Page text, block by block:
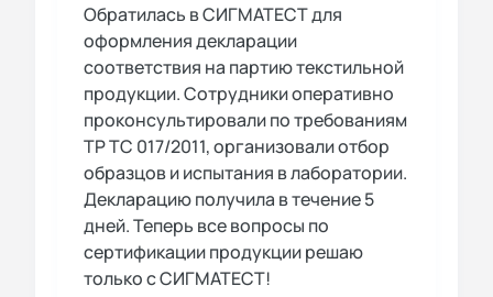
Обратилась в СИГМАТЕСТ для
оформления декларации
соответствия на партию текстильной
продукции. Сотрудники оперативно
проконсультировали по требованиям
ТР ТС 017/2011, организовали отбор
образцов и испытания в лаборатории.
Декларацию получила в течение 5
дней. Теперь все вопросы по
сертификации продукции решаю
только с СИГМАТЕСТ!